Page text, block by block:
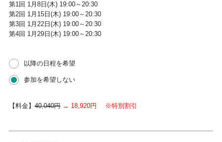
第1回 1月8日(木) 19:00～20:30
第2回 1月15日(木) 19:00～20:30
第3回 1月22日(木) 19:00～20:30
第4回 1月29日(木) 19:00～20:30
以降の日程を希望
参加を希望しない
【料金】 40,040円 → 18,920円 ※特別割引